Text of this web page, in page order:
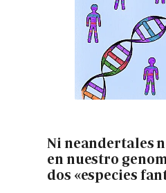
Ni neandertales
en nuestro
dos «especies